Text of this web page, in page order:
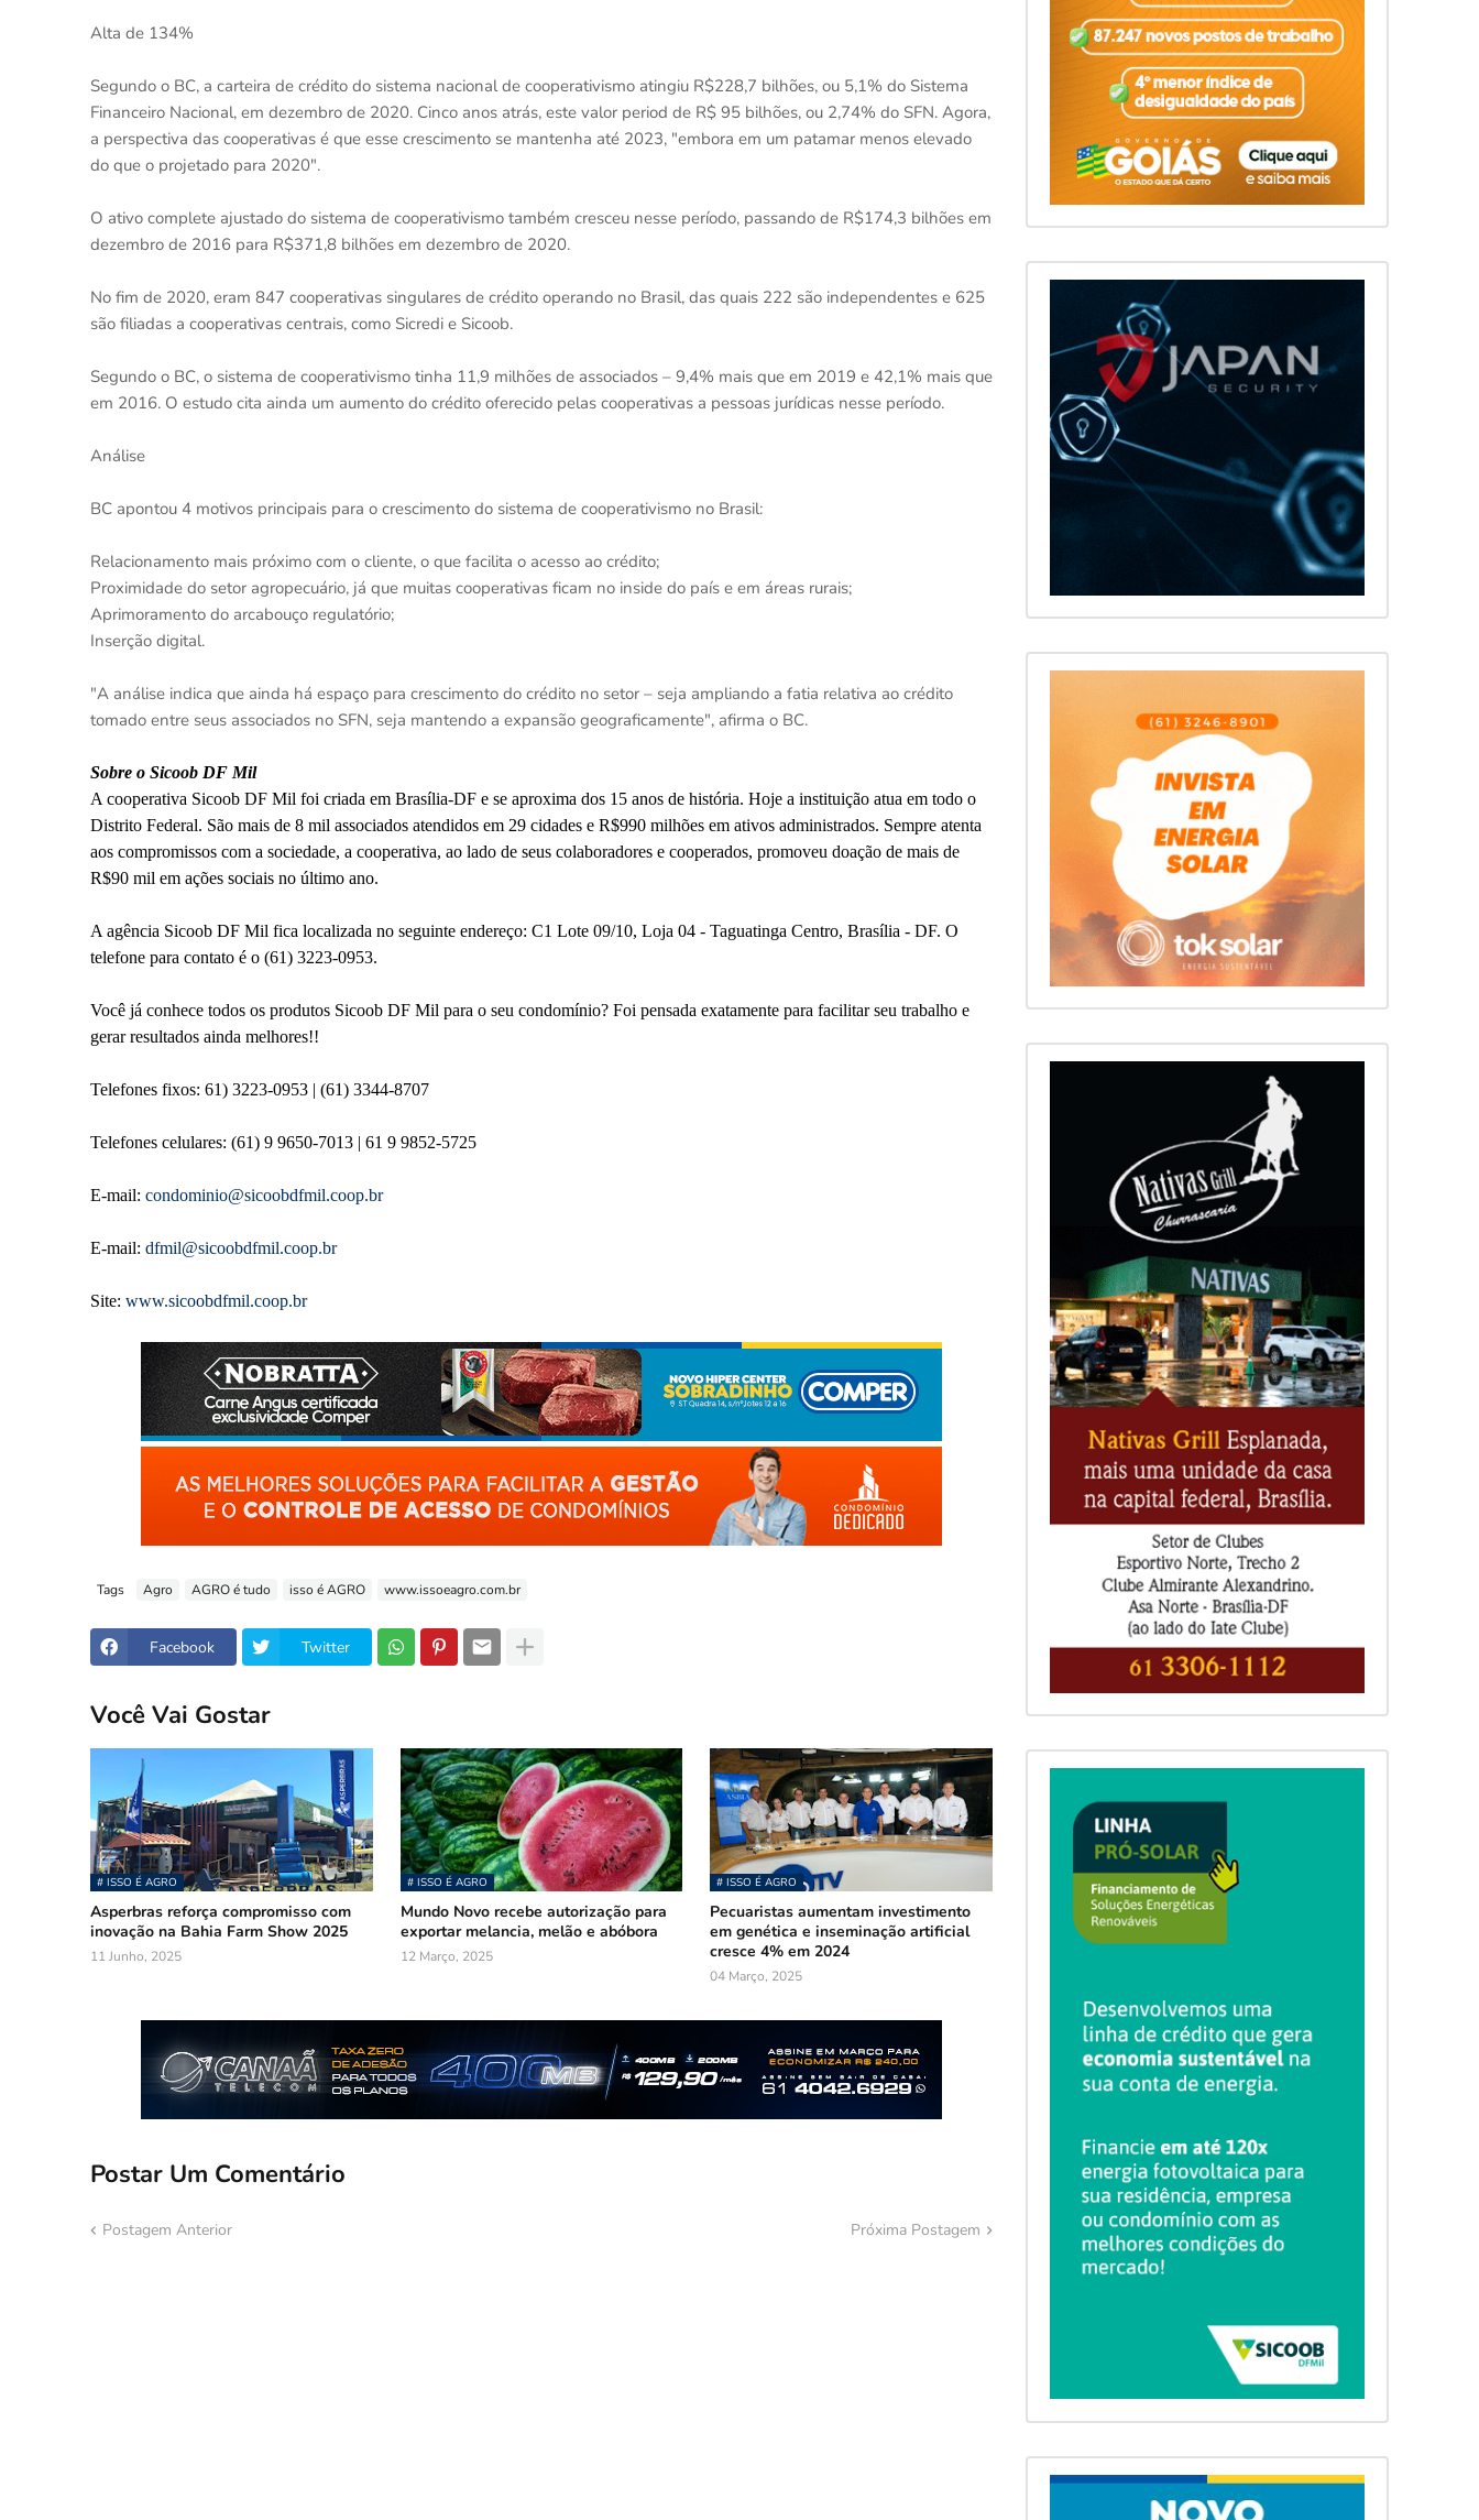
Alta de 134%
Segundo o BC, a carteira de crédito do sistema nacional de cooperativismo atingiu R$228,7 bilhões, ou 5,1% do Sistema
Financeiro Nacional, em dezembro de 2020. Cinco anos atrás, este valor period de R$ 95 bilhões, ou 2,74% do SFN. Agora,
a perspectiva das cooperativas é que esse crescimento se mantenha até 2023, "embora em um patamar menos elevado
do que o projetado para 2020".
O ativo complete ajustado do sistema de cooperativismo também cresceu nesse período, passando de R$174,3 bilhões em
dezembro de 2016 para R$371,8 bilhões em dezembro de 2020.
No fim de 2020, eram 847 cooperativas singulares de crédito operando no Brasil, das quais 222 são independentes e 625
são filiadas a cooperativas centrais, como Sicredi e Sicoob.
Segundo o BC, o sistema de cooperativismo tinha 11,9 milhões de associados – 9,4% mais que em 2019 e 42,1% mais que
em 2016. O estudo cita ainda um aumento do crédito oferecido pelas cooperativas a pessoas jurídicas nesse período.
Análise
BC apontou 4 motivos principais para o crescimento do sistema de cooperativismo no Brasil:
Relacionamento mais próximo com o cliente, o que facilita o acesso ao crédito;
Proximidade do setor agropecuário, já que muitas cooperativas ficam no inside do país e em áreas rurais;
Aprimoramento do arcabouço regulatório;
Inserção digital.
"A análise indica que ainda há espaço para crescimento do crédito no setor – seja ampliando a fatia relativa ao crédito
tomado entre seus associados no SFN, seja mantendo a expansão geograficamente", afirma o BC.
Sobre o Sicoob DF Mil
A cooperativa Sicoob DF Mil foi criada em Brasília-DF e se aproxima dos 15 anos de história. Hoje a instituição atua em todo o
Distrito Federal. São mais de 8 mil associados atendidos em 29 cidades e R$990 milhões em ativos administrados. Sempre atenta
aos compromissos com a sociedade, a cooperativa, ao lado de seus colaboradores e cooperados, promoveu doação de mais de
R$90 mil em ações sociais no último ano.
A agência Sicoob DF Mil fica localizada no seguinte endereço: C1 Lote 09/10, Loja 04 - Taguatinga Centro, Brasília - DF. O
telefone para contato é o (61) 3223-0953.
Você já conhece todos os produtos Sicoob DF Mil para o seu condomínio? Foi pensada exatamente para facilitar seu trabalho e
gerar resultados ainda melhores!!
Telefones fixos: 61) 3223-0953 | (61) 3344-8707
Telefones celulares: (61) 9 9650-7013 | 61 9 9852-5725
E-mail: condominio@sicoobdfmil.coop.br
E-mail: dfmil@sicoobdfmil.coop.br
Site: www.sicoobdfmil.coop.br
Tags Agro AGRO é tudo isso é AGRO www.issoeagro.com.br
Facebook Twitter
Você Vai Gostar
# ISSO É AGRO
Asperbras reforça compromisso com
inovação na Bahia Farm Show 2025
11 Junho, 2025
# ISSO É AGRO
Mundo Novo recebe autorização para
exportar melancia, melão e abóbora
12 Março, 2025
# ISSO É AGRO
Pecuaristas aumentam investimento
em genética e inseminação artificial
cresce 4% em 2024
04 Março, 2025
Postar Um Comentário
Postagem Anterior Próxima Postagem